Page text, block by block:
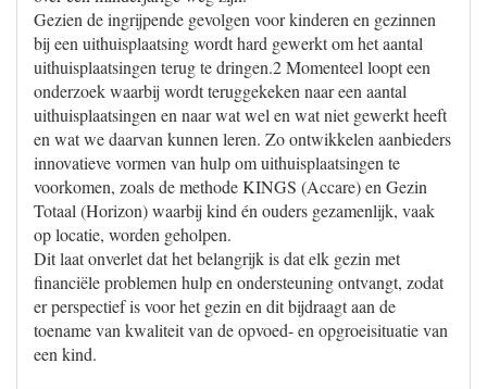
Gezien de ingrijpende gevolgen voor kinderen en gezinnen
bij een uithuisplaatsing wordt hard gewerkt om het aantal
uithuisplaatsingen terug te dringen.2 Momenteel loopt een
onderzoek waarbij wordt teruggekeken naar een aantal
uithuisplaatsingen en naar wat wel en wat niet gewerkt heeft
en wat we daarvan kunnen leren. Zo ontwikkelen aanbieders
innovatieve vormen van hulp om uithuisplaatsingen te
voorkomen, zoals de methode KINGS (Accare) en Gezin
Totaal (Horizon) waarbij kind én ouders gezamenlijk, vaak
op locatie, worden geholpen.
Dit laat onverlet dat het belangrijk is dat elk gezin met
financiële problemen hulp en ondersteuning ontvangt, zodat
er perspectief is voor het gezin en dit bijdraagt aan de
toename van kwaliteit van de opvoed- en opgroeisituatie van
een kind.